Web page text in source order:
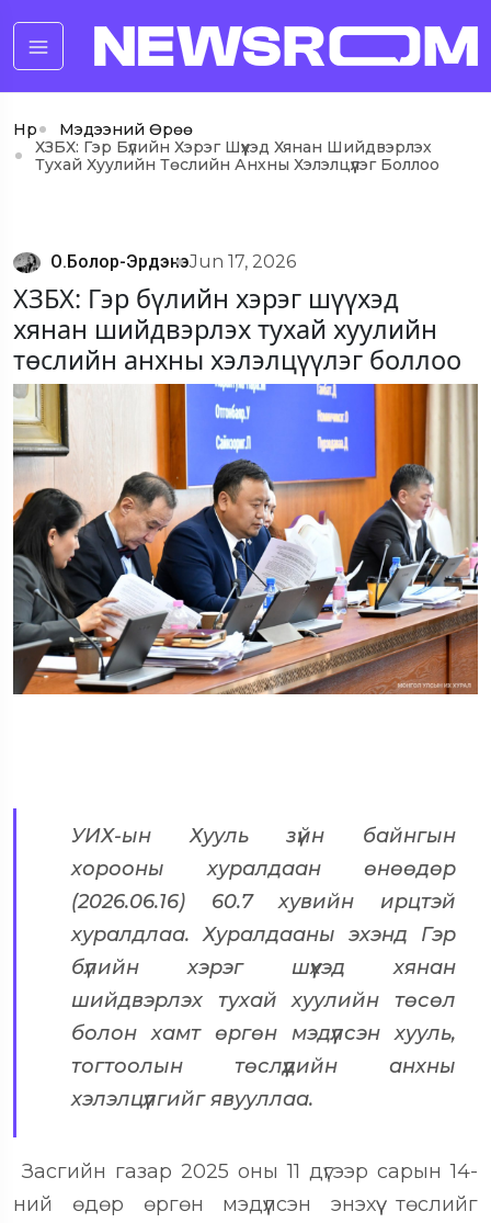
Нүүр
Мэдээний Өрөө
ХЗБХ: Гэр Бүлийн Хэрэг Шүүхэд Хянан Шийдвэрлэх
Тухай Хуулийн Төслийн Анхны Хэлэлцүүлэг Боллоо
О.Болор-ЭрдэнэJun 17, 2026
ХЗБХ: Гэр бүлийн хэрэг шүүхэд
хянан шийдвэрлэх тухай хуулийн
төслийн анхны хэлэлцүүлэг боллоо
УИХ-ын Хууль зүйн байнгын
хорооны хуралдаан өнөөдөр
(2026.06.16) 60.7 хувийн ирцтэй
хуралдлаа. Хуралдааны эхэнд Гэр
бүлийн хэрэг шүүхэд хянан
шийдвэрлэх тухай хуулийн төсөл
болон хамт өргөн мэдүүлсэн хууль,
тогтоолын төслүүдийн анхны
хэлэлцүүлгийг явууллаа.
Засгийн газар 2025 оны 11 дүгээр сарын 14-
ний өдөр өргөн мэдүүлсэн энэхүү төслийг